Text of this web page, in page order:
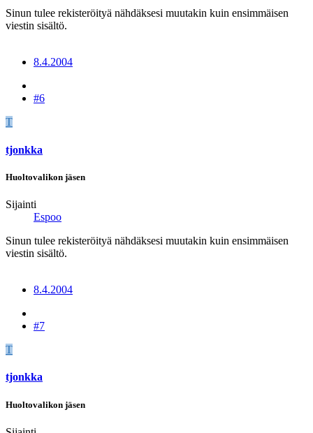
Sinun tulee rekisteröityä nähdäksesi muutakin kuin ensimmäisen
viestin sisältö.
8.4.2004
#6
T
tjonkka
Huoltovalikon jäsen
Sijainti
Espoo
Sinun tulee rekisteröityä nähdäksesi muutakin kuin ensimmäisen
viestin sisältö.
8.4.2004
#7
T
tjonkka
Huoltovalikon jäsen